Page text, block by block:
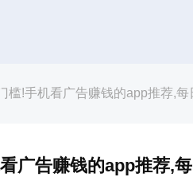
槛!手机看广告赚钱的app推荐,每
广告赚钱的app推荐,